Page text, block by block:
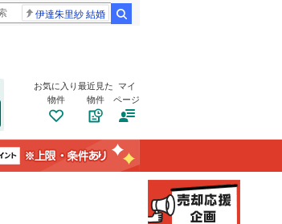
伊達朱里紗 結婚
お気に入り
物件
最近見た
物件
マイ
ページ